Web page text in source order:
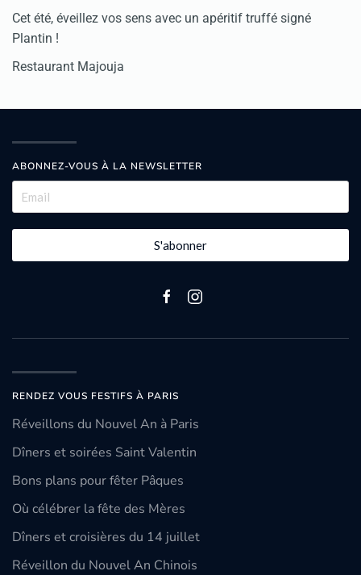
Cet été, éveillez vos sens avec un apéritif truffé signé
Plantin !
Restaurant Majouja
ABONNEZ-VOUS À LA NEWSLETTER
S'abonner
RENDEZ VOUS FESTIFS À PARIS
Réveillons du Nouvel An à Paris
Dîners et soirées Saint Valentin
Bons plans pour fêter Pâques
Où célébrer la fête des Mères
Dîners et croisières du 14 juillet
Réveillon du Nouvel An Chinois